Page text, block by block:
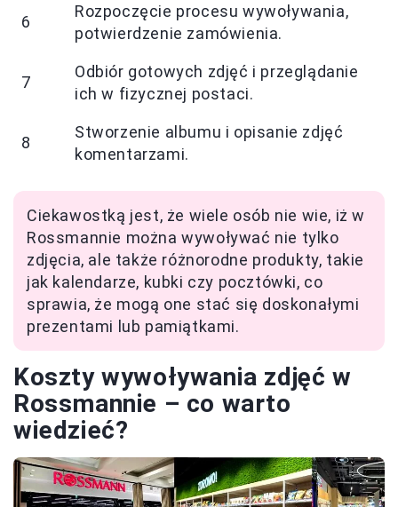
6
Rozpoczęcie procesu wywoływania,
potwierdzenie zamówienia.
7
Odbiór gotowych zdjęć i przeglądanie
ich w fizycznej postaci.
8
Stworzenie albumu i opisanie zdjęć
komentarzami.
Ciekawostką jest, że wiele osób nie wie, iż w
Rossmannie można wywoływać nie tylko
zdjęcia, ale także różnorodne produkty, takie
jak kalendarze, kubki czy pocztówki, co
sprawia, że mogą one stać się doskonałymi
prezentami lub pamiątkami.
Koszty wywoływania zdjęć w
Rossmannie – co warto
wiedzieć?